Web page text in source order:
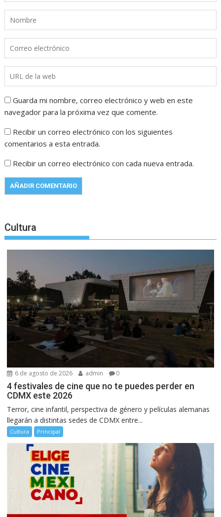
Guarda mi nombre, correo electrónico y web en este
navegador para la próxima vez que comente.
Recibir un correo electrónico con los siguientes
comentarios a esta entrada.
Recibir un correo electrónico con cada nueva entrada.
Cultura
6 de agosto de 2026 admin 0
4 festivales de cine que no te puedes perder en
CDMX este 2026
Terror, cine infantil, perspectiva de género y películas alemanas
llegarán a distintas sedes de CDMX entre...
Cultura Principal